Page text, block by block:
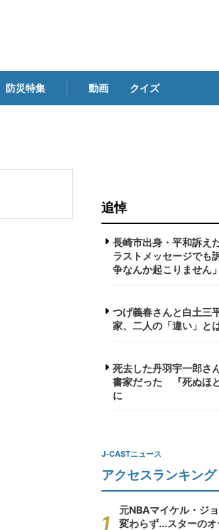
防災特集 動画 クイズ
追悼
長崎市出身・平和訴え
ラストメッセージで
争なんか起こりません」
つげ義春さんと白土
家、二人の「違い」と
死去した丹羽宇一郎さ
書家だった 『死ぬほ
に
J-CASTニュース
アクセスランキング
元NBAマイケル・ジ
変わらず...スターの